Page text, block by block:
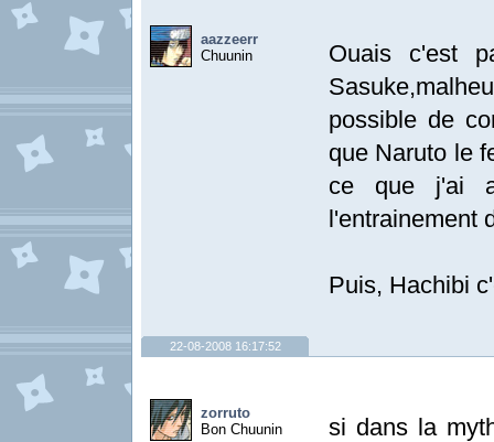
aazzeerr
Chuunin
Ouais c'est
possible de
que Naruto le
ce que j'ai
l'entrainement
Puis, Hachibi
22-08-2008 16:17:52
zorruto
Bon Chuunin
si dans la